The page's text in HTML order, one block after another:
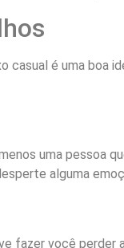
casual é uma boa
uma pessoa
alguma
fazer você perder